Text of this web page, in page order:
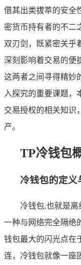
借其出类拔萃的安全
密货币持有者的不二
双刃剑，既紧密关乎
深刻影响着交易的便
这两者之间寻得精妙
入探究的重要课题，
交易授权的相关知识
产。
TP冷钱包
冷钱包的定义
冷钱包,也就是
一种与网络完全隔绝
钱包最大的闪光点在
连，冷钱包就像一座